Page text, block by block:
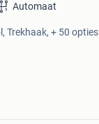
Automaat
Trekhaak, + 50 opties